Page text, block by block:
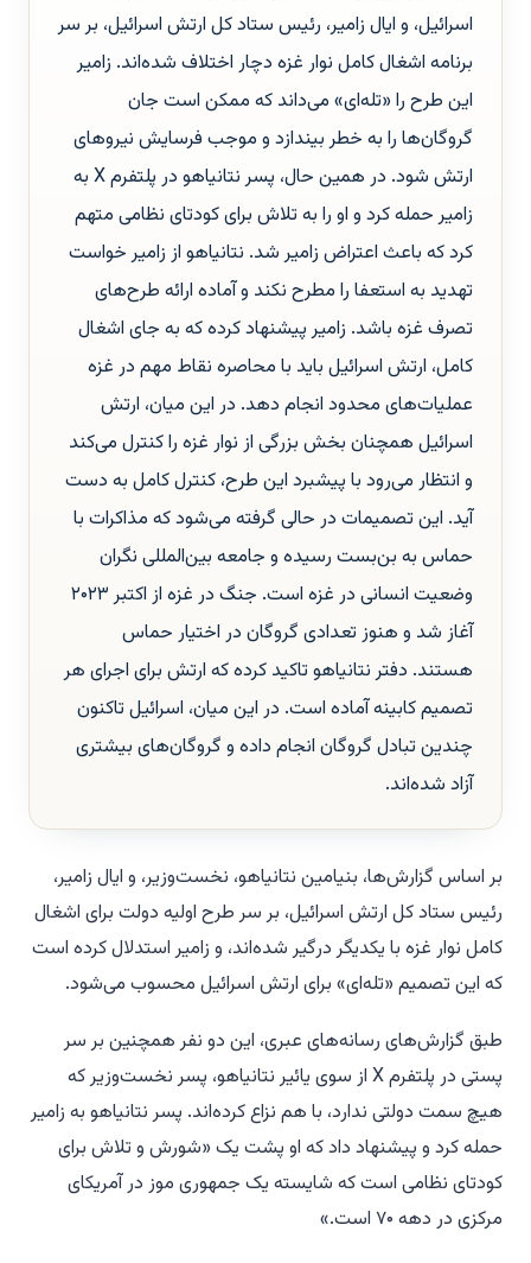
اسرائیل، و ایال زامیر، رئیس ستاد کل ارتش اسرائیل، بر سر
برنامه اشغال کامل نوار غزه دچار اختلاف شده‌اند. زامیر
این طرح را «تله‌ای» می‌داند که ممکن است جان
گروگان‌ها را به خطر بیندازد و موجب فرسایش نیروهای
ارتش شود. در همین حال، پسر نتانیاهو در پلتفرم X به
زامیر حمله کرد و او را به تلاش برای کودتای نظامی متهم
کرد که باعث اعتراض زامیر شد. نتانیاهو از زامیر خواست
تهدید به استعفا را مطرح نکند و آماده ارائه طرح‌های
تصرف غزه باشد. زامیر پیشنهاد کرده که به جای اشغال
کامل، ارتش اسرائیل باید با محاصره نقاط مهم در غزه
عملیات‌های محدود انجام دهد. در این میان، ارتش
اسرائیل همچنان بخش بزرگی از نوار غزه را کنترل می‌کند
و انتظار می‌رود با پیشبرد این طرح، کنترل کامل به دست
آید. این تصمیمات در حالی گرفته می‌شود که مذاکرات با
حماس به بن‌بست رسیده و جامعه بین‌المللی نگران
وضعیت انسانی در غزه است. جنگ در غزه از اکتبر ۲۰۲۳
آغاز شد و هنوز تعدادی گروگان در اختیار حماس
هستند. دفتر نتانیاهو تاکید کرده که ارتش برای اجرای هر
تصمیم کابینه آماده است. در این میان، اسرائیل تاکنون
چندین تبادل گروگان انجام داده و گروگان‌های بیشتری
آزاد شده‌اند.
بر اساس گزارش‌ها، بنیامین نتانیاهو، نخست‌وزیر، و ایال زامیر،
رئیس ستاد کل ارتش اسرائیل، بر سر طرح اولیه دولت برای اشغال
کامل نوار غزه با یکدیگر درگیر شده‌اند، و زامیر استدلال کرده است
که این تصمیم «تله‌ای» برای ارتش اسرائیل محسوب می‌شود.
طبق گزارش‌های رسانه‌های عبری، این دو نفر همچنین بر سر
پستی در پلتفرم X از سوی یائیر نتانیاهو، پسر نخست‌وزیر که
هیچ سمت دولتی ندارد، با هم نزاع کرده‌اند. پسر نتانیاهو به زامیر
حمله کرد و پیشنهاد داد که او پشت یک «شورش و تلاش برای
کودتای نظامی است که شایسته یک جمهوری موز در آمریکای
مرکزی در دهه ۷۰ است.»